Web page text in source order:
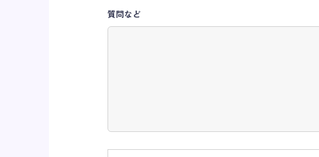
質問など